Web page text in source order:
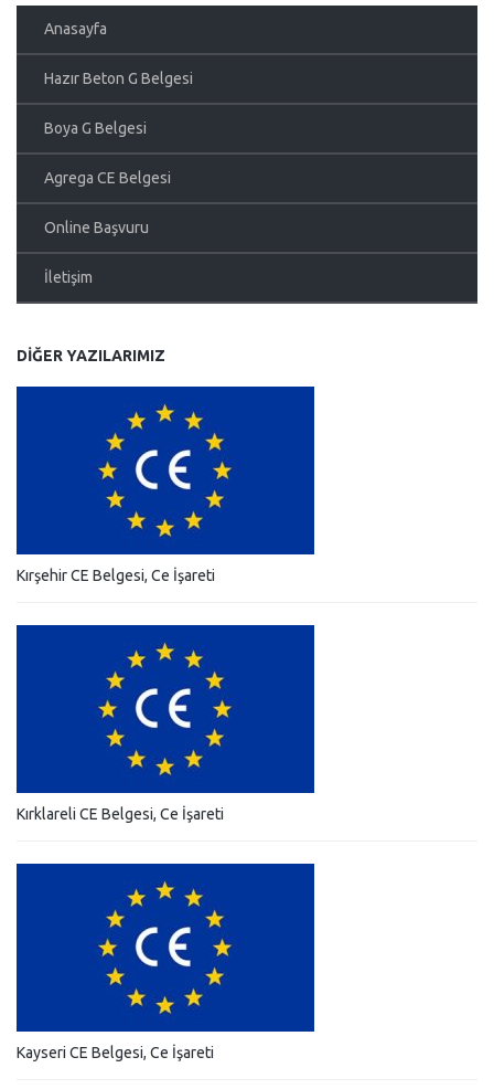
Anasayfa
Hazır Beton G Belgesi
Boya G Belgesi
Agrega CE Belgesi
Online Başvuru
İletişim
DIĞER YAZILARIMIZ
Kırşehir CE Belgesi, Ce İşareti
Kırklareli CE Belgesi, Ce İşareti
Kayseri CE Belgesi, Ce İşareti